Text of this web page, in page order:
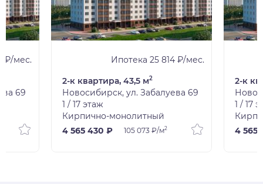
₽/мес.
69
Ипотека 25 814 ₽/мес.
2-к квартира, 43,5 м2
Новосибирск, ул. Забалуева 69
1 / 17 этаж
Кирпично-монолитный
4 565 430 ₽
105 073 ₽/м2
2-к
1 / 17
4 565